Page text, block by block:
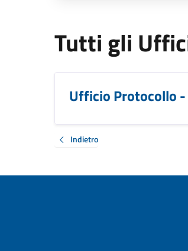
Tutti gli
Ufficio Protocollo
Indietro